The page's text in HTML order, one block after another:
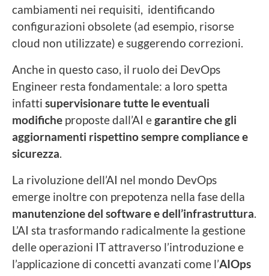
cambiamenti nei requisiti, identificando
configurazioni obsolete (ad esempio, risorse
cloud non utilizzate) e suggerendo correzioni.
Anche in questo caso, il ruolo dei DevOps
Engineer resta fondamentale: a loro spetta
infatti supervisionare tutte le eventuali
modifiche proposte dall’AI egarantire che gli
aggiornamenti rispettino sempre compliance e
sicurezza.
La rivoluzione dell’AI nel mondo DevOps
emerge inoltre con prepotenza nella fase della
manutenzione del softwaree dell’infrastruttura.
L’AI sta trasformando radicalmente la gestione
delle operazioni IT attraverso l’introduzione e
l’applicazione di concetti avanzati come l’AIOps